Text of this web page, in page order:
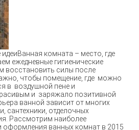
комната – место, где
ежедневные гигиенические
восстановить силы после
чтобы помещение, где можно
в воздушной пене и
и заряжало позитивной
ванной зависит от многих
сантехники, отделочных
Рассмотрим наиболее
оформления ванных комнат в 2015